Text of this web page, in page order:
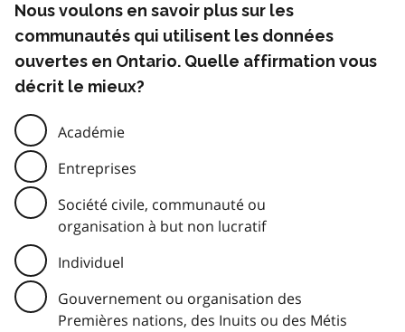
Nous voulons en savoir plus sur les
communautés qui utilisent les données
ouvertes en Ontario. Quelle affirmation vous
décrit le mieux?
Académie
Entreprises
Société civile, communauté ou
organisation à but non lucratif
Individuel
Gouvernement ou organisation des
Premières nations, des Inuits ou des Métis